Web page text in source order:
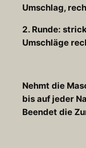
Umschlag,
2. Runde:
Umschläge
Nehmt die
bis auf jeder
Beendet die